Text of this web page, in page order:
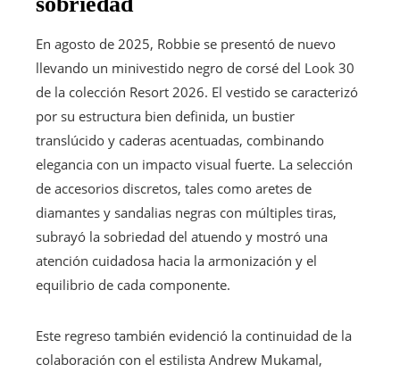
En agosto de 2025, Robbie se presentó de nuevo
llevando un minivestido negro de corsé del Look 30
de la colección Resort 2026. El vestido se caracterizó
por su estructura bien definida, un bustier
translúcido y caderas acentuadas, combinando
elegancia con un impacto visual fuerte. La selección
de accesorios discretos, tales como aretes de
diamantes y sandalias negras con múltiples tiras,
subrayó la sobriedad del atuendo y mostró una
atención cuidadosa hacia la armonización y el
equilibrio de cada componente.
Este regreso también evidenció la continuidad de la
colaboración con el estilista Andrew Mukamal,